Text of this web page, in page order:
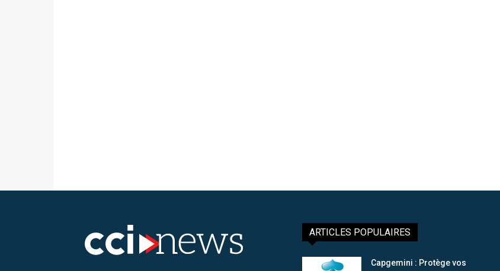
ARTICLES POPULAIRES
Capgemini : Protège vos